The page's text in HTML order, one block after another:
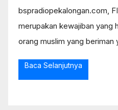
bspradiopekalongan.com,
merupakan kewajiban yang
orang muslim yang beriman
Baca Selanjutnya